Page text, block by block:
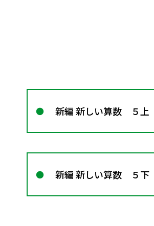
新編 新しい算数 ５上
新編 新しい算数 ５下